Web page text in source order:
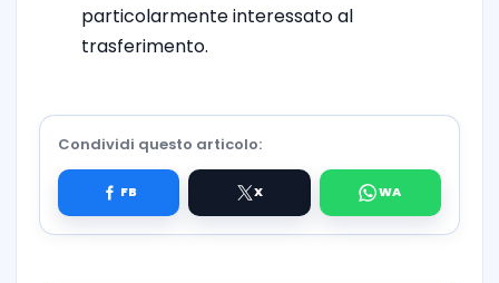
particolarmente interessato al
trasferimento.
Condividi questo articolo: